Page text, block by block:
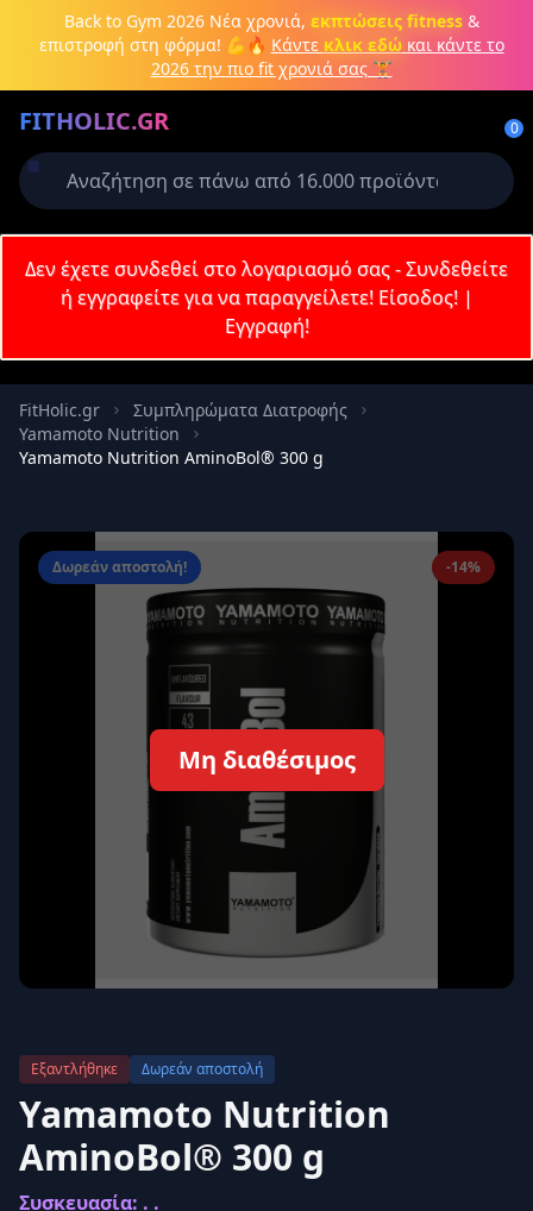
Μετάβαση στο κύριο περιεχόμενο
Back to Gym 2026Νέα χρονιά, εκπτώσεις fitness&
επιστροφή στη φόρμα! 💪🔥 Κάντε κλικ εδώκαι κάντε το
2026 την πιο fit χρονιά σας 🏋️
FITHOLIC.GR 0
Πρωτεΐνες Pre-Workout Aμινοξέα Καύση λίπους
Δεν έχετε συνδεθεί στο λογαριασμό σας - Συνδεθείτε
ή εγγραφείτε για να παραγγείλετε! Είσοδος!|
Εγγραφή!
FitHolic.gr
Συμπληρώματα Διατροφής
Yamamoto Nutrition
Yamamoto Nutrition AminoBol® 300 g
Δωρεάν αποστολή! -14%
Μη διαθέσιμος
Εξαντλήθηκε Δωρεάν αποστολή
Yamamoto Nutrition
AminoBol® 300 g
Συσκευασία: . .
Δημιουργήστε λογαριασμό ή
Απαιτείται για την ολοκλήρωση της
παραγγελίας σας
Σύνδεση Εγγραφή
Κωδικός
Σύνδεση
Δεν έχετε λογαριασμό;
Επιστροφή Ασφαλής σύνδεση